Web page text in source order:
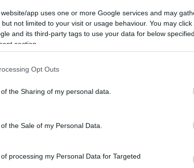
app uses one or more Google services and may
not limited to your visit or usage behaviour. You may
and its third-party tags to use your data for below
section.
Opt Outs
the Sharing of my personal data.
the Sale of my Personal Data.
processing my Personal Data for Targeted